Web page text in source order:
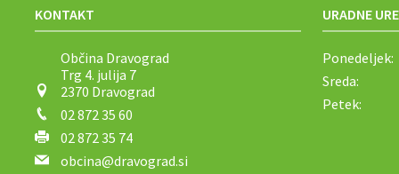
KONTAKT
Občina Dravograd
Trg 4. julija 7
2370 Dravograd
02 872 35 60
02 872 35 74
obcina@dravograd.si
URADNE URE
Ponedeljek:
Sreda:
Petek: